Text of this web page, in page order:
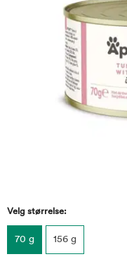
Velg størrelse:
70 g 156 g